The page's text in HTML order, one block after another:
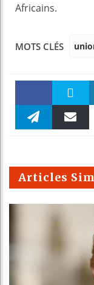
Africains.
MOTS CLÉS
Faceboo Twitter
m
Articles